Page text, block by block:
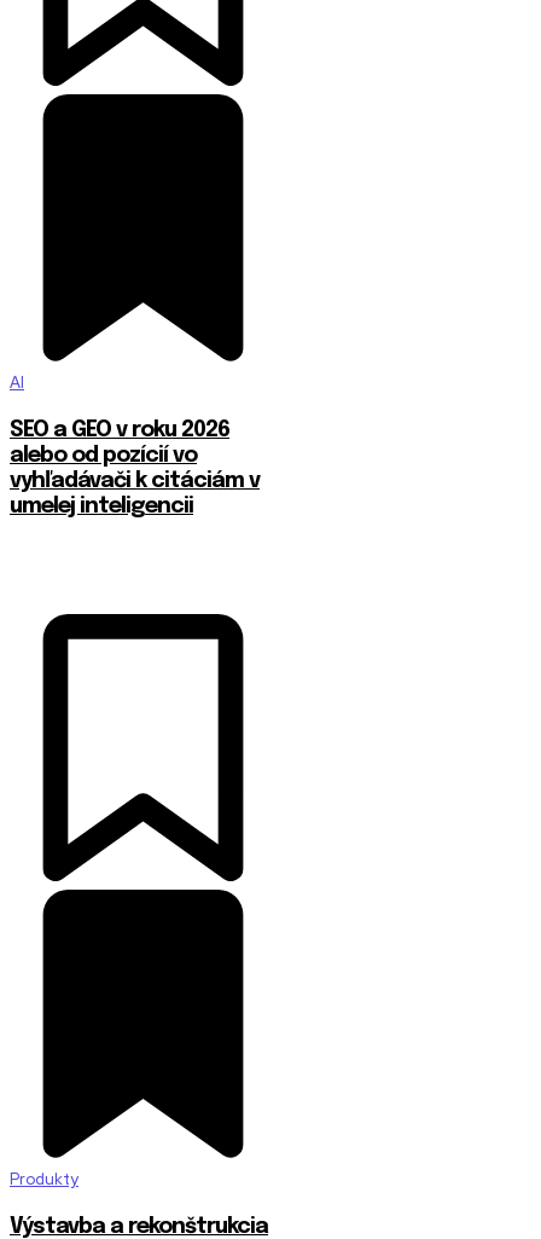
AI
SEO a GEO v roku 2026
alebo od pozícií vo
vyhľadávači k citáciám v
umelej inteligencii
Produkty
Výstavba a rekonštrukcia